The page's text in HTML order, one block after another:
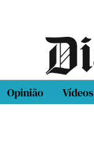
Opinião Vídeos